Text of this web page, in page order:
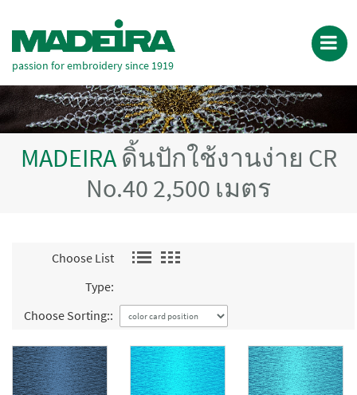
passion for embroidery since 1919
MADEIRAดิ้นปักใช้งานง่าย CR
No.40 2,500 เมตร
Choose List
Type:
Choose Sorting::